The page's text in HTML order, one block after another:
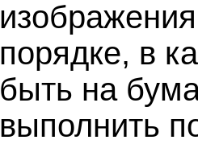
порядке, в
быть на
выполнить